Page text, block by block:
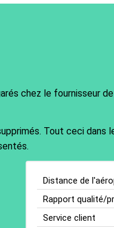
chez le fournisseur de
Tout ceci dans
Distance de
Rapport qualité/
Service client